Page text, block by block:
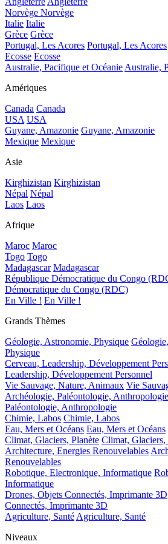
Norvège Norvège
Italie Italie
Grèce Grèce
Portugal, Les Acores Portugal, Les Acores
Ecosse Ecosse
Australie, Pacifique et Océanie Australie,
Amériques
Canada Canada
USA USA
Guyane, Amazonie Guyane, Amazonie
Mexique Mexique
Asie
Kirghizistan Kirghizistan
Népal Népal
Laos Laos
Afrique
Maroc Maroc
Togo Togo
Madagascar Madagascar
République Démocratique du Congo
Démocratique du Congo (RDC)
En Ville ! En Ville !
Grands Thèmes
Géologie, Astronomie, Physique
Physique
Cerveau, Leadership, Développement
Leadership, Développement Personnel
Vie Sauvage, Nature, Animaux Vie
Archéologie, Paléontologie, Anthropologie
Paléontologie, Anthropologie
Chimie, Labos Chimie, Labos
Eau, Mers et Océans Eau, Mers et Océans
Climat, Glaciers, Planète Climat, Glaciers,
Architecture, Energies Renouvelables
Renouvelables
Robotique, Electronique, Informatique
Informatique
Drones, Objets Connectés, Imprimante 3D
Connectés, Imprimante 3D
Agriculture, Santé Agriculture, Santé
Niveaux